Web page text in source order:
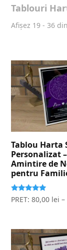
Tablouri
Afișez 19 - 36
Tablou Harta
Personalizat
Amintire de
pentru
Evaluat la
5.00
PRET:80,00 lei –